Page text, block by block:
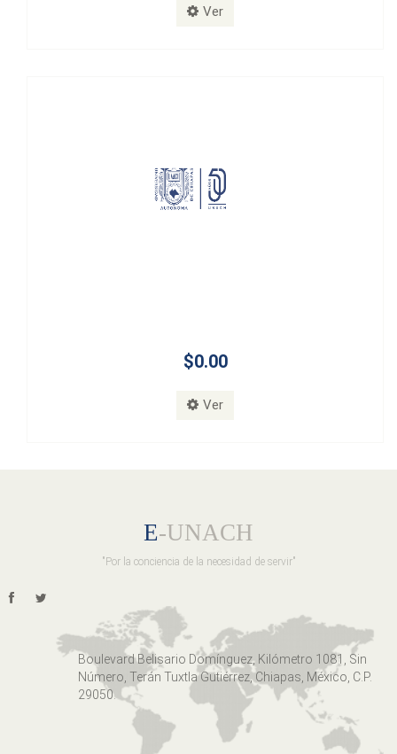
E-UNACH
"Por la conciencia de la necesidad de servir"
Boulevard Belisario Domínguez, Kilómetro 1081, Sin
Número, Terán Tuxtla Gutiérrez, Chiapas, México, C.P.
29050.